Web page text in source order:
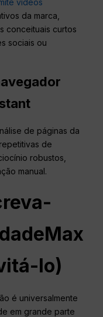
vídeos
da marca,
conceituais curtos
sociais ou
de páginas da
de
robustos,
manual.
Max
lo)
é universalmente
em grande parte